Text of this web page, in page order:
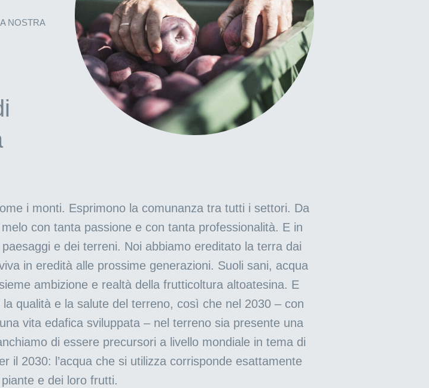
NOSTRA
i monti. Esprimono la comunanza tra tutti i settori. Da
con tanta passione e con tanta professionalità. E in
e dei terreni. Noi abbiamo ereditato la terra dai
in eredità alle prossime generazioni. Suoli sani, acqua
ambizione e realtà della frutticoltura altoatesina. E
qualità e la salute del terreno, così che nel 2030 – con
vita edafica sviluppata – nel terreno sia presente una
di essere precursori a livello mondiale in tema di
il 2030: l’acqua che si utilizza corrisponde esattamente
e dei loro frutti.